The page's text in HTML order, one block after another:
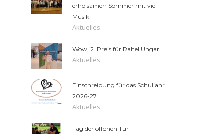
erholsamen Sommer mit viel
Musik!
Aktuelles
Wow, 2. Preis für Rahel Ungar!
Aktuelles
Einschreibung für das Schuljahr
2026-27
Aktuelles
Tag der offenen Tür